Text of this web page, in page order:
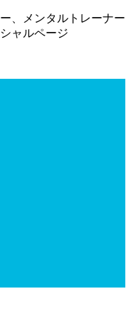
、メンタルトレーナー
ャルページ